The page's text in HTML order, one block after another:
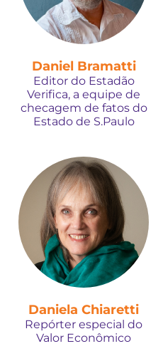
Daniel Bramatti
Editor do Estadão
Verifica, a equipe de
checagem de fatos do
Estado de S.Paulo
Daniela Chiaretti
Repórter especial do
Valor Econômico